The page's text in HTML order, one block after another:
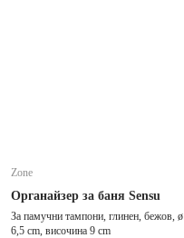
Zone
Органайзер за баня Sensu
За памучни тампони, глинен, бежов, ø
6,5 cm, височина 9 cm